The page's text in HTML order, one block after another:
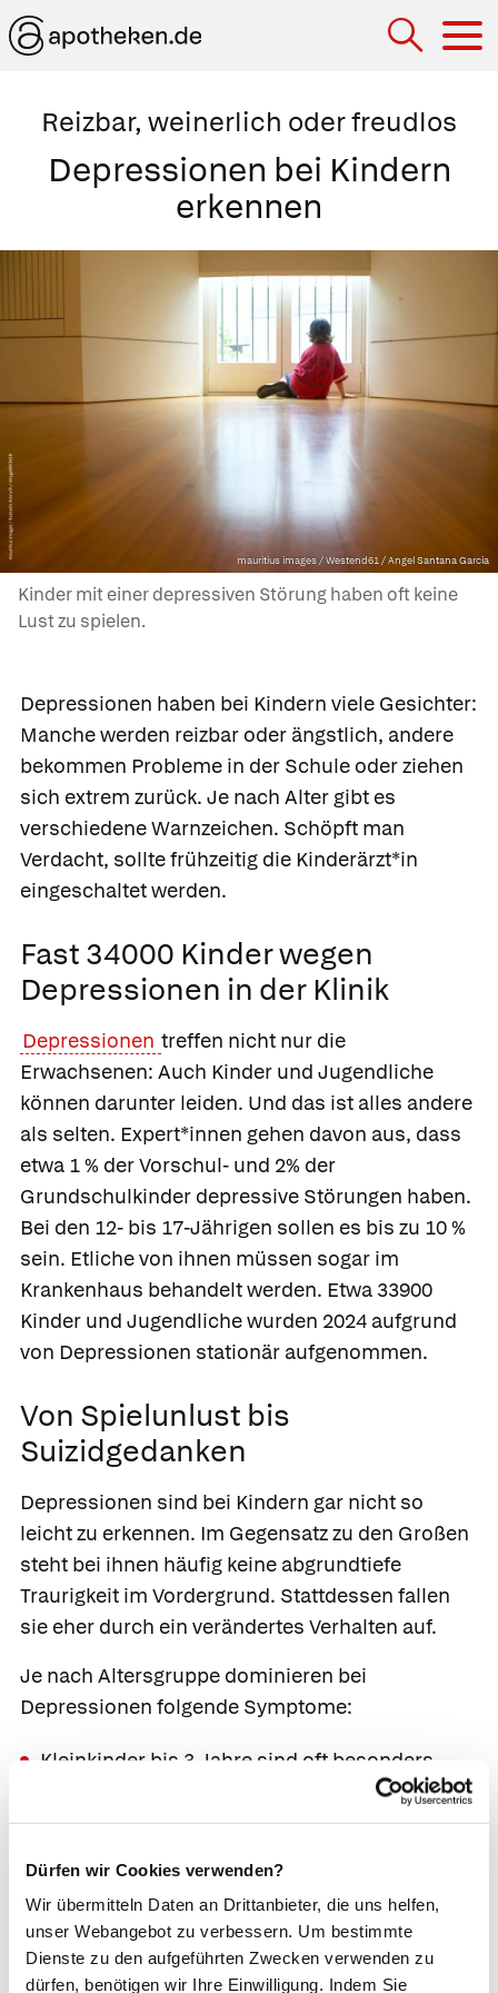
Dürfen wir Cookies verwenden?
Wir übermitteln Daten an Drittanbieter, die uns helfen,
unser Webangebot zu verbessern. Um bestimmte
Dienste zu den aufgeführten Zwecken verwenden zu
dürfen, benötigen wir Ihre Einwilligung. Indem Sie
Reizbar, weinerlich oder freudlos
Depressionen bei Kindern
erkennen
mauritius images / Westend61 / Angel Santana Garcia
Kinder mit einer depressiven Störung haben oft keine
Lust zu spielen.
Depressionen haben bei Kindern viele Gesichter:
Manche werden reizbar oder ängstlich, andere
bekommen Probleme in der Schule oder ziehen
sich extrem zurück. Je nach Alter gibt es
verschiedene Warnzeichen. Schöpft man
Verdacht, sollte frühzeitig die Kinderärzt*in
eingeschaltet werden.
Fast 34000 Kinder wegen
Depressionen in der Klinik
Depressionen treffen nicht nur die
Erwachsenen: Auch Kinder und Jugendliche
können darunter leiden. Und das ist alles andere
als selten. Expert*innen gehen davon aus, dass
etwa 1 % der Vorschul- und 2% der
Grundschulkinder depressive Störungen haben.
Bei den 12- bis 17-Jährigen sollen es bis zu 10 %
sein. Etliche von ihnen müssen sogar im
Krankenhaus behandelt werden. Etwa 33900
Kinder und Jugendliche wurden 2024 aufgrund
von Depressionen stationär aufgenommen.
Von Spielunlust bis
Suizidgedanken
Depressionen sind bei Kindern gar nicht so
leicht zu erkennen. Im Gegensatz zu den Großen
steht bei ihnen häufig keine abgrundtiefe
Traurigkeit im Vordergrund. Stattdessen fallen
sie eher durch ein verändertes Verhalten auf.
Je nach Altersgruppe dominieren bei
Depressionen folgende Symptome:
Kleinkinder bis 3 Jahre sind oft besonders
anhänglich, erhöht reizbar oder weinen
vermehrt. Sie haben keine Lust zu spielen oder
Manche haben ein ausdrucksarmes Gesicht
oder lutschen besonders viel am Daumen.
Vorschulkinderkönnen durch einen traurigen
Gesichtsausdruck und eine verminderte